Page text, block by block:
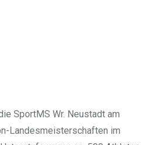
SportMS Wr. Neustadt am
Landesmeisterschaften im